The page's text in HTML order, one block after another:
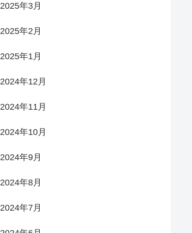
2025年3月
2025年2月
2025年1月
2024年12月
2024年11月
2024年10月
2024年9月
2024年8月
2024年7月